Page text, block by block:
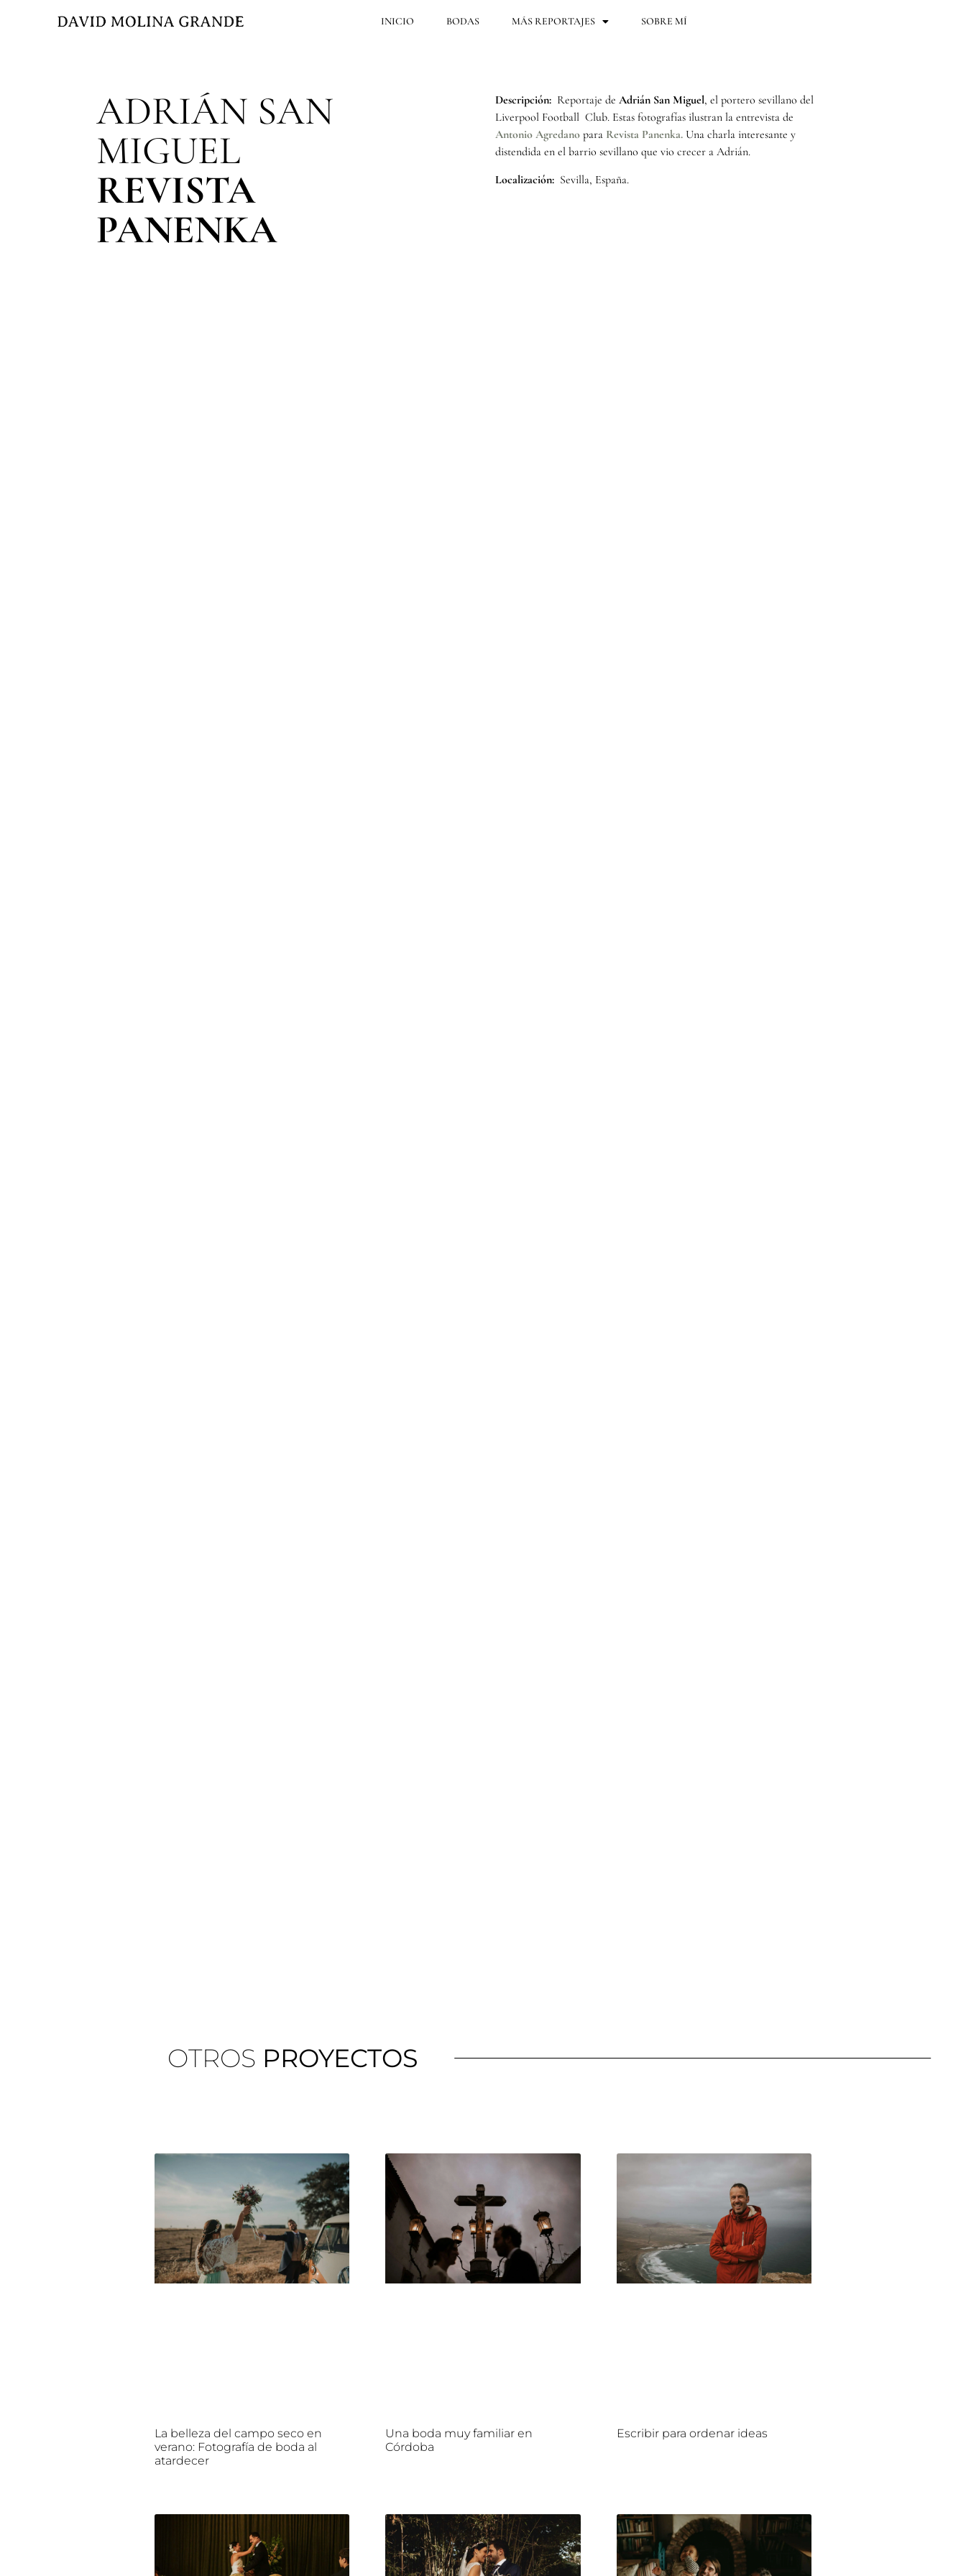
INICIO BODAS MÁS REPORTAJES SOBRE MÍ
ADRIÁN SAN
MIGUEL
REVISTA
PANENKA
Descripción: Reportaje deAdrián San Miguel, el portero sevillano del
Liverpool Football Club. Estas fotografías ilustran la entrevista de
Antonio Agredano para Revista Panenka.Una charla interesante y
distendida en el barrio sevillano que vio crecer a Adrián.
Localización: Sevilla, España.
OTROS PROYECTOS
La belleza del campo seco en
verano: Fotografía de boda al
atardecer
Una boda muy familiar en
Córdoba
Escribir para ordenar ideas